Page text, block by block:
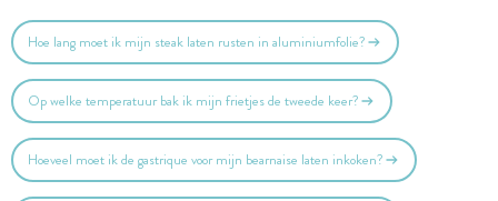
Hoe lang moet ik mijn steak laten rusten in aluminiumfolie?
Op welke temperatuur bak ik mijn frietjes de tweede keer?
Hoeveel moet ik de gastrique voor mijn bearnaise laten inkoken?